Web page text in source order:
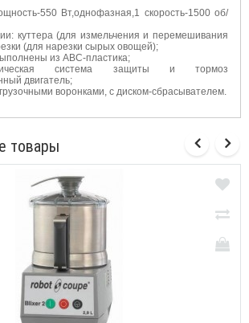
550 Вт,однофазная,1 скорость-1500 об/
куттера (для измельчения и перемешивания
(для нарезки сырых овощей);
из ABC-пластика;
система защиты и тормоз
двигатель;
воронками, с диском-сбрасывателем.
товары